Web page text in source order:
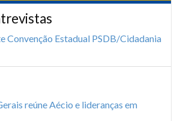
Convenção Estadual PSDB/Cidadania
reúne Aécio e lideranças em